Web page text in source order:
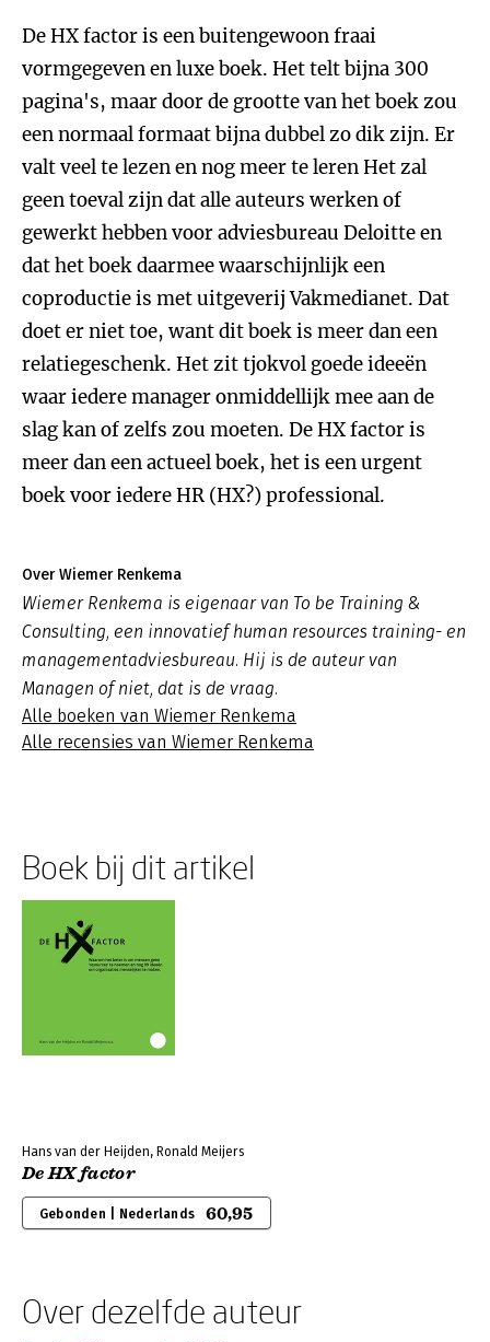
De HX factor is een buitengewoon fraai
vormgegeven en luxe boek. Het telt bijna 300
pagina's, maar door de grootte van het boek zou
een normaal formaat bijna dubbel zo dik zijn. Er
valt veel te lezen en nog meer te leren Het zal
geen toeval zijn dat alle auteurs werken of
gewerkt hebben voor adviesbureau Deloitte en
dat het boek daarmee waarschijnlijk een
coproductie is met uitgeverij Vakmedianet. Dat
doet er niet toe, want dit boek is meer dan een
relatiegeschenk. Het zit tjokvol goede ideeën
waar iedere manager onmiddellijk mee aan de
slag kan of zelfs zou moeten. De HX factor is
meer dan een actueel boek, het is een urgent
boek voor iedere HR (HX?) professional.
Over Wiemer Renkema
Wiemer Renkema is eigenaar van To be Training &
Consulting, een innovatief human resources training- en
managementadviesbureau. Hij is de auteur van
Managen of niet, dat is de vraag.
Alle boeken van Wiemer Renkema
Alle recensies van Wiemer Renkema
Boek bij dit artikel
Hans van der Heijden, Ronald Meijers
De HX factor
Gebonden | Nederlands 60,95
Over dezelfde auteur